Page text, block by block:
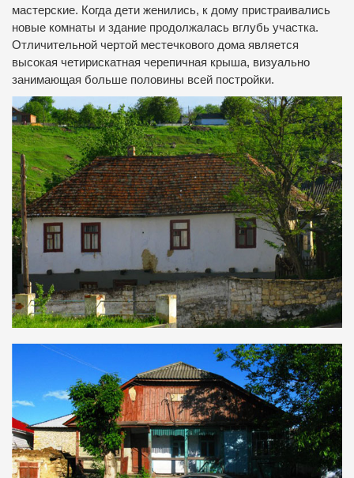
мастерские. Когда дети женились, к дому пристраивались
новые комнаты и здание продолжалась вглубь участка.
Отличительной чертой местечкового дома является
высокая четирискатная черепичная крыша, визуально
занимающая больше половины всей постройки.